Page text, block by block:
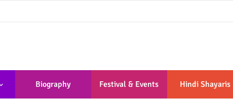
Biography Festival & Events Hindi Shayaris